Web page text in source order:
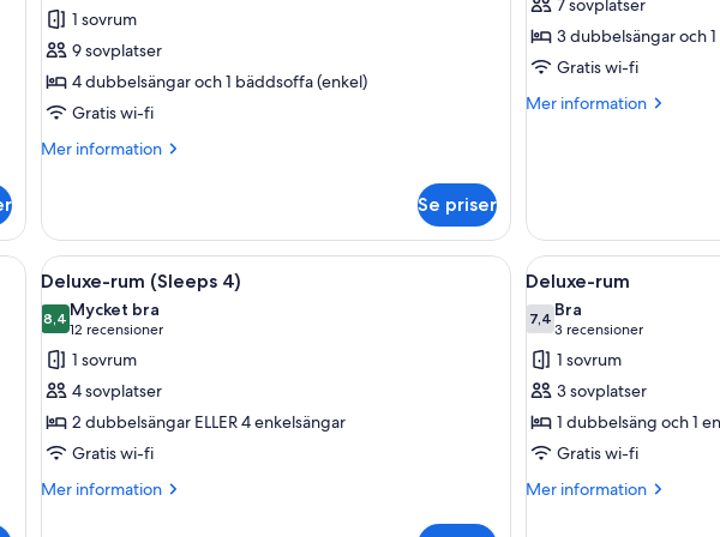
för
Lyxrum
1 sovrum
9 sovplatser
4 dubbelsängar och 1 bäddsoffa (enkel)
Gratis wi-fi
Mer information
Mer
Se priser
för
Presidential-
rum
7 sovplatser
3 dubbelsängar och
Gratis wi-fi
Mer information
Mer
två sängbord med lampor och en säng med rosa sängkläder.
Öppna
alla
foton
för
Deluxe-
rum
(Sleeps
4)
Ett lyxigt sovrum med en stoppad sänggavel, mjukt och
14
Deluxe-rum (Sleeps 4)
8,48,4 av 10
Mycket bra
12 recensioner
(12 recensioner)
1 sovrum
4 sovplatser
2 dubbelsängar ELLER 4 enkelsängar
Gratis wi-fi
Mer information
Mer
Öppna
alla
foton
för
Deluxe-
rum
4
Deluxe-rum
7,47,4 av 10
Bra
3 recensioner
(3 recensioner)
1 sovrum
3 sovplatser
1 dubbelsäng och 1
Gratis wi-fi
Mer information
Mer